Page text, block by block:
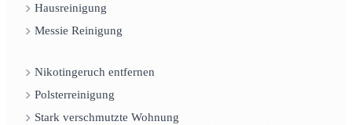
Hausreinigung
Messie Reinigung
Nikotingeruch entfernen
Polsterreinigung
Stark verschmutzte Wohnung